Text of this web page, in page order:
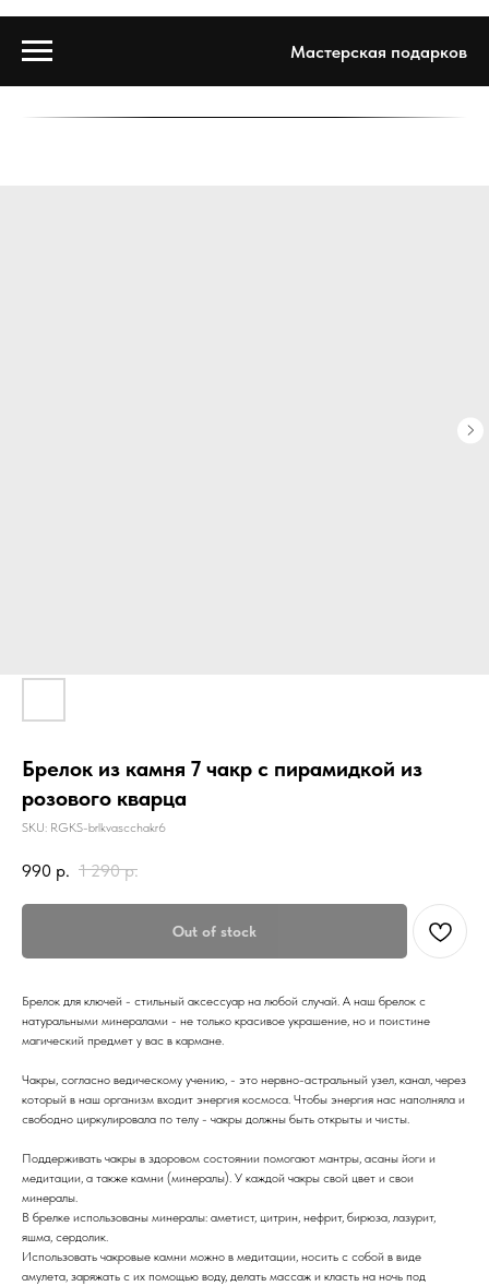
Мастерская подарков
Брелок из камня 7 чакр с пирамидкой из
розового кварца
SKU: RGKS-brlkvascchakr6
990 р. 1 290 р.
Out of stock
Брелок для ключей - стильный аксессуар на любой случай. А наш брелок с
натуральными минералами - не только красивое украшение, но и поистине
магический предмет у вас в кармане.
Чакры, согласно ведическому учению, - это нервно-астральный узел, канал, через
который в наш организм входит энергия космоса. Чтобы энергия нас наполняла и
свободно циркулировала по телу - чакры должны быть открыты и чисты.
Поддерживать чакры в здоровом состоянии помогают мантры, асаны йоги и
медитации, а также камни (минералы). У каждой чакры свой цвет и свои
минералы.
В брелке использованы минералы: аметист, цитрин, нефрит, бирюза, лазурит,
яшма, сердолик.
Использовать чакровые камни можно в медитации, носить с собой в виде
амулета, заряжать с их помощью воду, делать массаж и класть на ночь под